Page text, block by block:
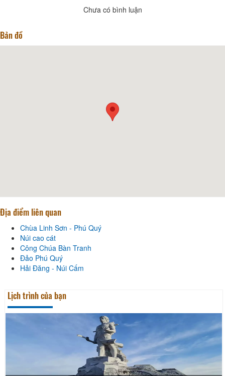
Chưa có bình luận
Bản đồ
Địa điểm liên quan
Chùa Linh Sơn - Phú Quý
Núi cao cát
Công Chúa Bàn Tranh
Đảo Phú Quý
Hải Đăng - Núi Cấm
Lịch trình của bạn